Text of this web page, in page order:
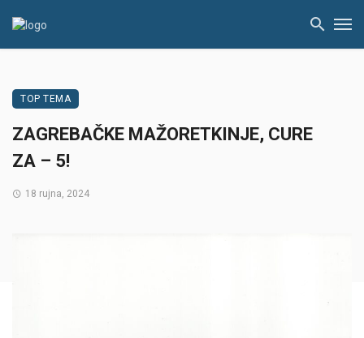
TOP TEMA
ZAGREBAČKE MAŽORETKINJE, CURE
ZA – 5!
18 rujna, 2024